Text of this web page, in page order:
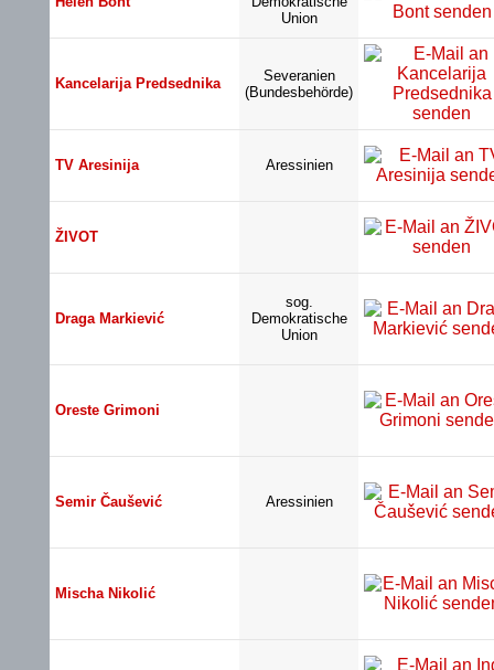
Union
Kancelarija Predsednika
Severanien
(Bundesbehörde)
TV Aresinija Aressinien
ŽIVOT
Draga Markiević
sog.
Demokratische
Union
Oreste Grimoni
Semir Čaušević Aressinien
Mischa Nikolić